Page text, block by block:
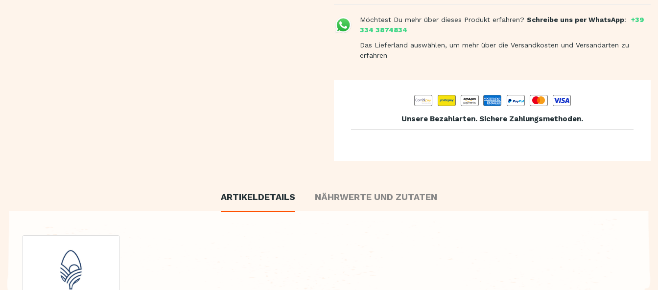
Möchtest Du mehr über dieses Produkt erfahren? Schreibe uns per WhatsApp:
+39
334 3874834
Das Lieferland auswählen, um mehr über die Versandkosten und Versandarten zu
erfahren
Unsere Bezahlarten. Sichere Zahlungsmethoden.
ARTIKELDETAILS NÄHRWERTE UND ZUTATEN